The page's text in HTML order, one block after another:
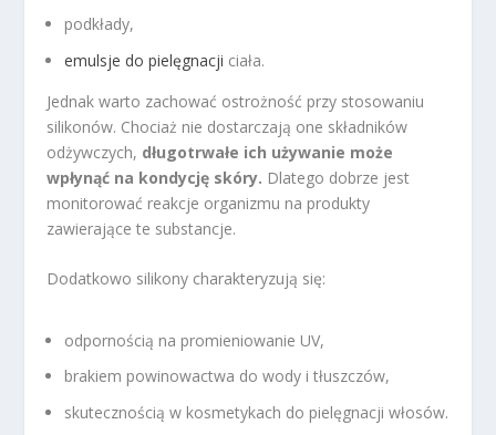
podkłady,
emulsje do pielęgnacji ciała.
Jednak warto zachować ostrożność przy stosowaniu
silikonów. Chociaż nie dostarczają one składników
odżywczych, długotrwałe ich używanie może
wpłynąć na kondycję skóry. Dlatego dobrze jest
monitorować reakcje organizmu na produkty
zawierające te substancje.
Dodatkowo silikony charakteryzują się:
odpornością na promieniowanie UV,
brakiem powinowactwa do wody i tłuszczów,
skutecznością w kosmetykach do pielęgnacji włosów.